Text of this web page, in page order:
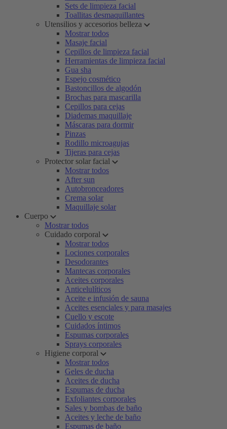
Sets de limpieza facial
Toallitas desmaquillantes
Utensilios y accesorios belleza
Mostrar todos
Masaje facial
Cepillos de limpieza facial
Herramientas de limpieza facial
Gua sha
Espejo cosmético
Bastoncillos de algodón
Brochas para mascarilla
Cepillos para cejas
Diademas maquillaje
Máscaras para dormir
Pinzas
Rodillo microagujas
Tijeras para cejas
Protector solar facial
Mostrar todos
After sun
Autobronceadores
Crema solar
Maquillaje solar
Cuerpo
Mostrar todos
Cuidado corporal
Mostrar todos
Lociones corporales
Desodorantes
Mantecas corporales
Aceites corporales
Anticelulíticos
Aceite e infusión de sauna
Aceites esenciales y para masajes
Cuello y escote
Cuidados íntimos
Espumas corporales
Sprays corporales
Higiene corporal
Mostrar todos
Geles de ducha
Aceites de ducha
Espumas de ducha
Exfoliantes corporales
Sales y bombas de baño
Aceites y leche de baño
Espumas de baño